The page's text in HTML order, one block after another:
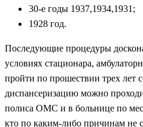
30-е годы 1937,1934,1931;
1928 год.
Последующие процедуры
условиях стационара,
пройти по прошествии трех лет
диспансеризацию можно
полиса ОМС и в больнице по
кто по каким-либо причинам не